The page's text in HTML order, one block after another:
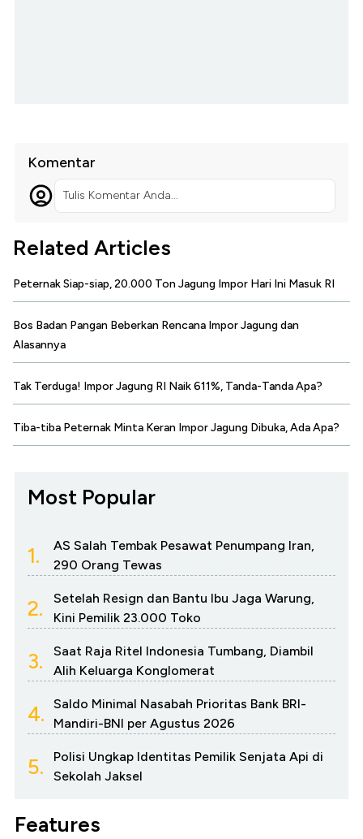
Komentar
Tulis Komentar Anda...
Related Articles
Peternak Siap-siap, 20.000 Ton Jagung Impor Hari Ini Masuk RI
Bos Badan Pangan Beberkan Rencana Impor Jagung dan
Alasannya
Tak Terduga! Impor Jagung RI Naik 611%, Tanda-Tanda Apa?
Tiba-tiba Peternak Minta Keran Impor Jagung Dibuka, Ada Apa?
Most Popular
1.
AS Salah Tembak Pesawat Penumpang Iran,
290 Orang Tewas
2.
Setelah Resign dan Bantu Ibu Jaga Warung,
Kini Pemilik 23.000 Toko
3.
Saat Raja Ritel Indonesia Tumbang, Diambil
Alih Keluarga Konglomerat
4.
Saldo Minimal Nasabah Prioritas Bank BRI-
Mandiri-BNI per Agustus 2026
5.
Polisi Ungkap Identitas Pemilik Senjata Api di
Sekolah Jaksel
Features